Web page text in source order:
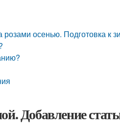
розами осенью. Подготовка к
Добавление